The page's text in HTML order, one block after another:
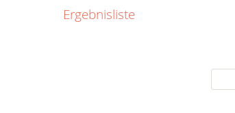
Ergebnisliste